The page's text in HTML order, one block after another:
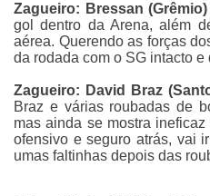
Zagueiro: Bressan
gol dentro da Arena, além
aérea. Querendo as forças
da rodada com o SG intacto
Zagueiro: David Braz
Braz e várias roubadas de
mas ainda se mostra
ofensivo e seguro atrás, vai
umas faltinhas depois das